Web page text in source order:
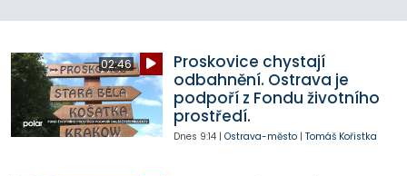
02:46
Proskovice chystají
odbahnění. Ostrava je
podpoří z Fondu životního
prostředí.
Dnes 9:14| Ostrava-město| Tomáš Kořistka